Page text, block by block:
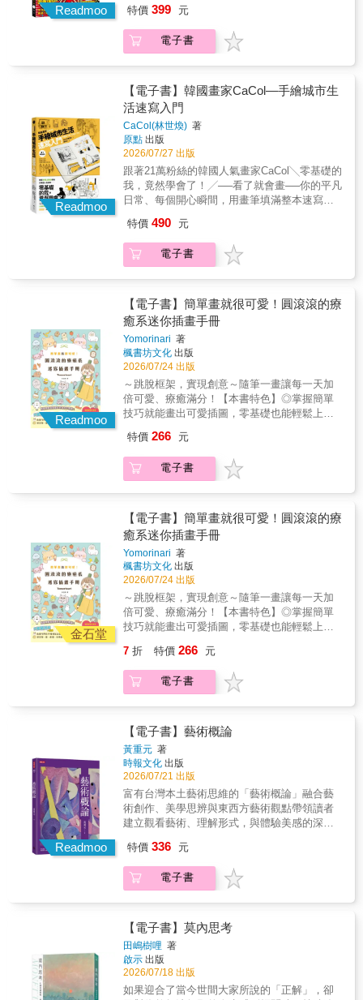
「水計畫」中在曾文溪上游福山壩旁以溪河萬
物為名的精彩「萬物議會」中參與的15位「非
人」議員的發言紀錄。書中並特別收錄藝術家
資深設計師羅文岑統籌操刀，她也全程參與大
地藝術季並擔任藝術季之總體視覺規劃、文宣
設計。藝術季過程中製作的大量精美文宣、地
圖等，也都收錄在本書中。
誰畫的、那個浮世繪師是什麼樣的人，大家根
口氣就讀完了。」──sui-u 「淺顯易懂！非常
適合做為浮世繪師時代背景的入門書！」
──totto 「我是那種去美術館或博物館時，會先
看說明文字的類型。 過去想了解浮世繪，也拿
過幾本書來看，但大多著重於製作技術，總覺
得有點老派又難懂，除了北齋的風景畫以外，
其他的畫也不太能讓我產生興趣。 但這本書徹
底改變了我的印象。它讓我了解到，浮世繪當
時就是最尖端的大眾文化，而繪師們也不斷革
新技術與表現手法。作者的筆調既幽默又富有
江戶文化的深厚知識，讓人讀起來非常愉快。
像我這樣對歷史稍有興趣，但對文化史沒什麼
了「想去看浮世繪展」的衝動。」──まるどく
是覺得，浮世繪只能在美術館裡靜靜欣賞？ 其
刷品，可以說是當時的「流行文化」。 那麼，
能夠抓住庶民心聲的浮世繪明星們，究竟是怎
樣的人物呢？ 本書將這些浮世繪明星畫師與傳
奇出版商的光榮與挫折， 透過豐富的插畫與代
表作品，輕鬆有趣地呈現給讀者！ 像是怪才中
的怪才・北齋、浮世繪界的教父・豐國、最接
地氣的庶民派・廣重&hellip;&hellip; 浮世繪始
祖菱川師宣把木版浮世繪帶入庶民世界，繪畫
從「只有一部分人能享受的藝術」，轉變為
「誰都能輕鬆享受的娛樂」，賦予了繪畫新的
價值。 可說是當今漫畫熱潮的原點之一。 這些
極富個性的藝術家們，其人生與個人風貌一旦
趣！ 本書將浮世繪發展興衰分為黎明、變革、
全盛、爛熟、黃昏五個時期，介紹了16+1位家
喻戶曉的浮世繪明星畫師， 從浮世繪始祖菱川
三郎。 透過清晰易懂的方式介紹他們各自的生
平與藝術風格。輔以插畫、雙格漫畫與代表作
過專欄，解析江戶時代圍繞浮世繪展開的文
化。 不論是觀看2025年大河劇，還是欣賞浮世
繪作品，都會變得更加有趣──這是一本描繪江
戶浮世繪師群像的人物傳記！ ／ 讀者好評：
「雖然我們都看過那些畫，但想想看，究竟是
誰畫的、那個浮世繪師是什麼樣的人，大家根
本不太知道吧？一位又一位奇人登場，讓我一
適合做為浮世繪師時代背景的入門書！」
──totto 「我是那種去美術館或博物館時，會先
看說明文字的類型。 過去想了解浮世繪，也拿
得有點老派又難懂，除了北齋的風景畫以外，
其他的畫也不太能讓我產生興趣。 但這本書徹
底改變了我的印象。它讓我了解到，浮世繪當
時就是最尖端的大眾文化，而繪師們也不斷革
新技術與表現手法。作者的筆調既幽默又富有
江戶文化的深厚知識，讓人讀起來非常愉快。
像我這樣對歷史稍有興趣，但對文化史沒什麼
好感的人，這本書真的正合適，它讓我立刻有
月。《在家也能做金繼》是一本揉合工藝、美
學與生活哲學的入門書，讓修復不再遙遠，而
能在日常中親手實踐。當器物重新回到手中，
修復材料組」、「lite修復材料組」，結帳輸入
優惠碼，單筆訂單折扣200元。(至2026/12/30
止) ―――――光山行漆器工藝 第三代負責人
賴信佑我常在課堂上跟學生說：「與金繼修復
相遇，永遠不嫌晚。」如果你正在猶豫，這將
會是一本陪你踏出第一步，開始接觸金繼修復
的書。
便是不懂得作畫的藝術愛好者，也能從本書獲
分析，循序漸進告訴讀者，如何「觀察取
材」、「簡化主題」、「設計構圖」、「調和
色彩與韻律」等。本書核心的12項繪畫原則，
就是古今繪畫大師追尋美的歷程，更是鍛鍊
「畫家之眼」的內功心法。眼前所見，遠比你
所知更多培養畫家之眼，掌握審美的12大要素
▎ 什麼樣的畫，才算得上是好畫作？能夠取悅
你的畫，就是好畫作；用取悅自己的方式去
畫，就能畫出一張好畫。每個人發現的美，都
可能與眾不同，真正困難之處在於如何將其捕
捉。因此，學會以「畫家之眼」看待事物，是
追尋美的第一步。▎ 如何將作品從「好看」提
足，沒有真正深入或忠於自然之美。藝術作品
要有內涵和美，就必須以事實為依據。畫家為
了畫出美的畫作，會將自己置身在最能激發靈
家應該畫出眼前所見的精髓，而不是看到什麼
就照單全收。設法在作畫前全盤考慮美的要
素，好比：如何強化或簡化主題？如何運用色
彩對比製造戲劇效果？畫面的編排能否完整解
釋作品？透過思索這些問題，將美加以擴大、
發展。▎如何發展出引人入勝的個人風格？習
畫者如果想進一步淬鍊出個人風格，就要先熟
練繪畫基本功。畫家的技法即是風格，只能自
行創造，無法複製。必須先學會「觀察」，培
養自己的「畫家之眼」。每位畫家都應耐住性
「美原本就存在，只是等著我們去發現。」本
書不同於一般藝術史著述，以繪畫大師的角度
出發，不只提供讀者觀看的方法、藝術的知
不拿起畫筆，眼前所及之處，創作與美俯拾皆
是。
Readmoo
膽的圖像敘事，把墨守成規拋在腦後，隨著
「圓點女王」的人生曲折起伏，在密集圓點
中，一起狂喜昇華！★圓點，南瓜，密集，迷
了自己心底從未抵達的深處，命運、藝術、時
尚、消費，失去了界限，我們因而突破生命的
眼界。★只有圖像傳記能完整呈現圖像藝術大
師的一生！賽門．艾略特在這本圖像傳記中，
生動描繪草間彌生獨特藝術風格的起源與演
變，以及她自述與精神狀態長年搏鬥的歷程，
還有如何一步步成為國際藝術巨星。完美捕捉
草間彌生引領的文藝復興，細緻描述草間彌生
的躁動與糾結，真摯的情懷，在他的筆尖迴
盪，把我們靈魂深處的無限悸動與療癒感，直
髓。金句連連，經典意象處處！這本書呈現出
你前所未見的草間彌生！ ◎「絕佳構圖，將
草間彌生的圓點巧妙完美融進圖像傳記中，無
的人生！」──《Buzz Magazine》 ◎「每個
人都擁有不同的偏執，草間彌生之所以引起廣
大共鳴，是因她毫無保留與世界共享自己那份
近乎偏執的視覺世界，那是終於戰勝了一切的
人所創造出來的世界。」──賽門．艾略特
◎「面對人生與病痛，我循著藝術的線索前
行，在創作中找到一條讓自己活下去的道
路。」──草間彌生 ◎「從第一頁精彩到最後
連！」──譯者 林俊宇★★＿＿最傑出的圖像
圖像作家賽門．艾略特，以高明敘事手法，在
流暢節奏與鮮明構圖下，將草間彌生獨特的色
彩、圓點、無限網等語彙，巧妙融入圖像傳記
中，呼應草間彌生與精神疾病搏鬥的動盪痛
苦，也濃縮出華麗深刻的藝術人生，被歐美圖
像媒體評論為「最傑出的草間彌生圖像傳
記」。 在描述草間彌生不同人生階段，艾
略特巧妙使用草間該階段最具代表性的圖像元
素。 例如，在描繪童年受苦於自身精神官
能症，並被母親逼迫跟蹤父親出軌而目擊性愛
畫面時，艾略特採用充滿圓點幻覺感的「波卡
圓點」與「無限網」結構。在描繪草間彌生成
名後心理狀態惡化時，則大幅抽離色彩，讓孤
獨與狂妄感充分浮現。 艾略特也採用不規
則分鏡結構，讓讀者沉浸在由圖像主導的敘事
裡，流動式觀看草間彌生癲狂又迷幻的一生。
點，自稱「精神病藝術家」 1930年代成長
在日本松本市，窒息的母愛，壓迫的父權，衝
突的家庭，被迫跟蹤父親尋花問柳，直擊少女
不該觀看的場面，因而對性產生厭惡。同時，
思覺失調症病發，眼前所見滿是「圓點」，只
有繪畫能昇華眼中世界，早早開啟獨特語彙，
將傷口翻轉為力量，造就早期「波卡圓點」作
看成是被圓點覆蓋和填滿，代表生命與宇宙的
約】普普藝術運動＋裸體行為藝術，與安迪．
沃荷齊名 1960年代，進入紐約前衛藝術
圈，見證「普普藝術」爆發的那一刻。在愛與
和平的時代氛圍中，裸體行為藝術《乍現》，
讓她成為媒體焦點，不只與安迪．沃荷齊名，
聲量甚至超越！【柏拉圖式戀愛】強悍母親vs
性愛恐懼 與超現實主義藝術家約瑟夫．康
奈爾相遇，兩人同病相憐，都有個控制欲強烈
的母親，以對性愛的恐懼，讓兩人糾葛纏繞，
特價 399 元
電子書
Readmoo
【電子書】韓國畫家CaCol—手繪城市生
活速寫入門
CaCol(林世煥) 著
原點 出版
2026/07/27 出版
跟著21萬粉絲的韓國人氣畫家CaCol╲零基礎的
我，竟然學會了！╱──看了就會畫──你的平凡
日常、每個開心瞬間，用畫筆填滿整本速寫本
咖啡空間∣人物描繪∣自然景物∣餐桌和食物∣天空
與樹從基礎到實戰，一步步學會城市速寫●讓城
市街角，走入你的速寫小本本！① 20頁左右最
你畫完一本素描本，從克服空白頁的壓力、建
立每天畫一點的習慣，到慢慢累積自己的創作
紀錄，讓畫畫真正成為生活的一部分。●第一
筆，到一整個場景，畫街景繪生活有方法！①
3種握筆法② 線條表現法 ③ 畫建築的起始點④
人物形成3階段⑤ 咖啡館室內構圖帶你從握筆
方式，到一條線呈現的不同畫法與不同質地，
並拉線細部說明不同物件作畫時的關鍵細節。
還告訴你如何快速完成街景人物、15分鐘速寫
一棟建築、建構一整片樹林海景，與風格獨具
範本….近身跟作者學會獨門技巧 ① 13組影片
示範，手繪作家畫給你看 ② 36個CaCol獨門訣
竅與領悟，讓畫更到位③ 8組速寫範本！跟著
手繪過程記錄，包含握筆的方式、畫畫速度與
順序，看懂城市畫的關鍵技巧。書中還有滿滿
提醒TIPS！作者犯過的錯走過的路都告訴你。
最後更提供線條圖稿描畫頁，淺色印刷的速寫
圖案，方便讀者用代針筆、麥克筆等各種工
具，沿著線條描畫訓練手感，輕鬆成為「畫畫
神手」。不只是一本教你「畫法」的教科書，
──也是一位資深城市畫家獨門經驗分享──▋從
克筆、自來水筆、水彩、紙張與素描本怎麼
種工具的特性，找到順手又能持續畫下去的組
合。▋基本入門，從玩線條開始！線條、幾何
圖、光線明暗的理解，進一步學會透視從線
條、幾何圖形、光影陰影到透視技巧，逐步打
好城市速寫基礎！看似複雜的街景與建築，也
能拆解成容易理解的形狀與方向。▋自然景
物、建築速寫、人物、室內空間！畫出旅行中
的每一處，每個物件……樹木、石頭、植物、
天空、建築物、汽車、階梯、桌椅、食物、咖
啡館室內空間、人物比例與臉孔表情……從單
一物件到完整場景，帶你循序漸進掌握城市速
寫常見題材。▋學會構圖，讓速寫本更有故事
感不只是把眼前景物畫下來，也能透過留白、
裁切、邊框、主題配置與畫面組合，讓一頁頁
速寫更有節奏。咖啡漬、紙杯、餐巾紙、票券
與小物，也都能成為素描本裡的創作素材！
麼、怕畫失敗、素描本畫到一半就放棄？書中
整理城市速寫的實用建議，幫助你降低壓力、
累積習慣，把「今天也畫一點」變成日常。本
書同時為你示範了不同作畫工具的多樣呈現，
同樣的街角，用鋼筆線描是一種氛圍，加上水
特價 490 元
電子書
Readmoo
【電子書】簡單畫就很可愛！圓滾滾的療
癒系迷你插畫手冊
Yomorinari 著
楓書坊文化 出版
2026/07/24 出版
～跳脫框架，實現創意～隨筆一畫讓每一天加
倍可愛、療癒滿分！【本書特色】◎掌握簡單
技巧就能畫出可愛插圖，零基礎也能輕鬆上
食物到節慶裝飾，靈感信手拈來！◎附贈原創
留言小卡範本，為你的心意增添更多可愛魅
力！想讓筆記、卡片變得可愛一點，卻不知該
本插畫家 Yomorinari 帶來的《簡單畫就很可
愛！圓滾滾的療癒系迷你插畫手冊》！♡300多
種圓潤可愛插圖♡從動物、人物、食物，到生
活用品與各式節日慶典，以簡單圖形開始，透
過清晰的步驟教學與繪製過程，逐步引導你創
作出具有個人風格的迷你插畫！♡以手繪插畫
妝點日常的最佳提案♡除了傳授調整五官比
例、善用留白等技巧，還示範如何將插圖靈活
運用在筆記本、禮物包裝與卡片上，為日常生
活添加更多色彩與儀式感。「無論是第一次嘗
什麼的人，不妨都先從『享受畫畫的樂趣！』
開始吧。」現在讓我們拿起筆，跟隨
Yomorinari 的腳步，一起體會繪畫的樂趣！
特價 266 元
電子書
金石堂
【電子書】簡單畫就很可愛！圓滾滾的療
癒系迷你插畫手冊
Yomorinari 著
楓書坊文化 出版
2026/07/24 出版
～跳脫框架，實現創意～隨筆一畫讓每一天加
倍可愛、療癒滿分！【本書特色】◎掌握簡單
技巧就能畫出可愛插圖，零基礎也能輕鬆上
食物到節慶裝飾，靈感信手拈來！◎附贈原創
留言小卡範本，為你的心意增添更多可愛魅
力！想讓筆記、卡片變得可愛一點，卻不知該
本插畫家 Yomorinari 帶來的《簡單畫就很可
愛！圓滾滾的療癒系迷你插畫手冊》！♡300多
種圓潤可愛插圖♡從動物、人物、食物，到生
活用品與各式節日慶典，以簡單圖形開始，透
過清晰的步驟教學與繪製過程，逐步引導你創
作出具有個人風格的迷你插畫！♡以手繪插畫
妝點日常的最佳提案♡除了傳授調整五官比
例、善用留白等技巧，還示範如何將插圖靈活
運用在筆記本、禮物包裝與卡片上，為日常生
試畫畫的人，還是對繪畫有興趣卻不知道該畫
什麼的人，不妨都先從『享受畫畫的樂趣！』
開始吧。」現在讓我們拿起筆，跟隨
7 折 特價 266 元
電子書
Readmoo
【電子書】藝術概論
黃重元 著
時報文化 出版
2026/07/21 出版
富有台灣本土藝術思維的「藝術概論」融合藝
術創作、美學思辨與東西方藝術觀點帶領讀者
建立觀看藝術、理解形式，與體驗美感的深層
一路從自學開始摸索，廣泛吸收中西藝術理
論，歷經日本膠彩畫研習、長年創作與教學淬
鍊，逐步建立出兼具東方美學與現代視野的藝
者」。多年來，黃重元持續於法鼓山及民間學
校教授膠彩畫，深知許多學習者在藝術理解上
的疑惑與瓶頸，因此，他將長年課堂中使用的
教材重新整理，結合自身研究與創作成果，完
成這本兼具理論、美學、實作思維與本土性的
特價 336 元
電子書
【電子書】莫內思考
田嶋樹哩 著
啟示 出版
2026/07/18 出版
如果迎合了當今世間大家所說的「正解」，卻